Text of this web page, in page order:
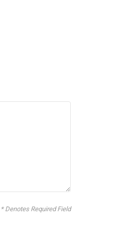
* Denotes Required Field